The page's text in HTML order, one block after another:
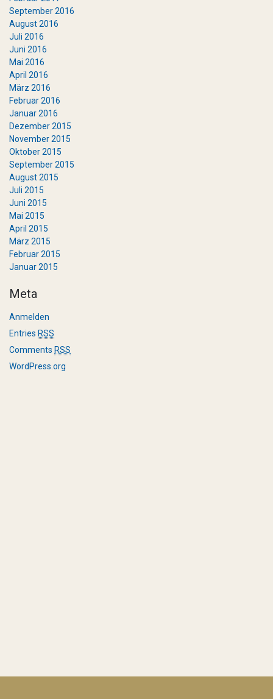
September 2016
August 2016
Juli 2016
Juni 2016
Mai 2016
April 2016
März 2016
Februar 2016
Januar 2016
Dezember 2015
November 2015
Oktober 2015
September 2015
August 2015
Juli 2015
Juni 2015
Mai 2015
April 2015
März 2015
Februar 2015
Januar 2015
Meta
Anmelden
Entries RSS
Comments RSS
WordPress.org